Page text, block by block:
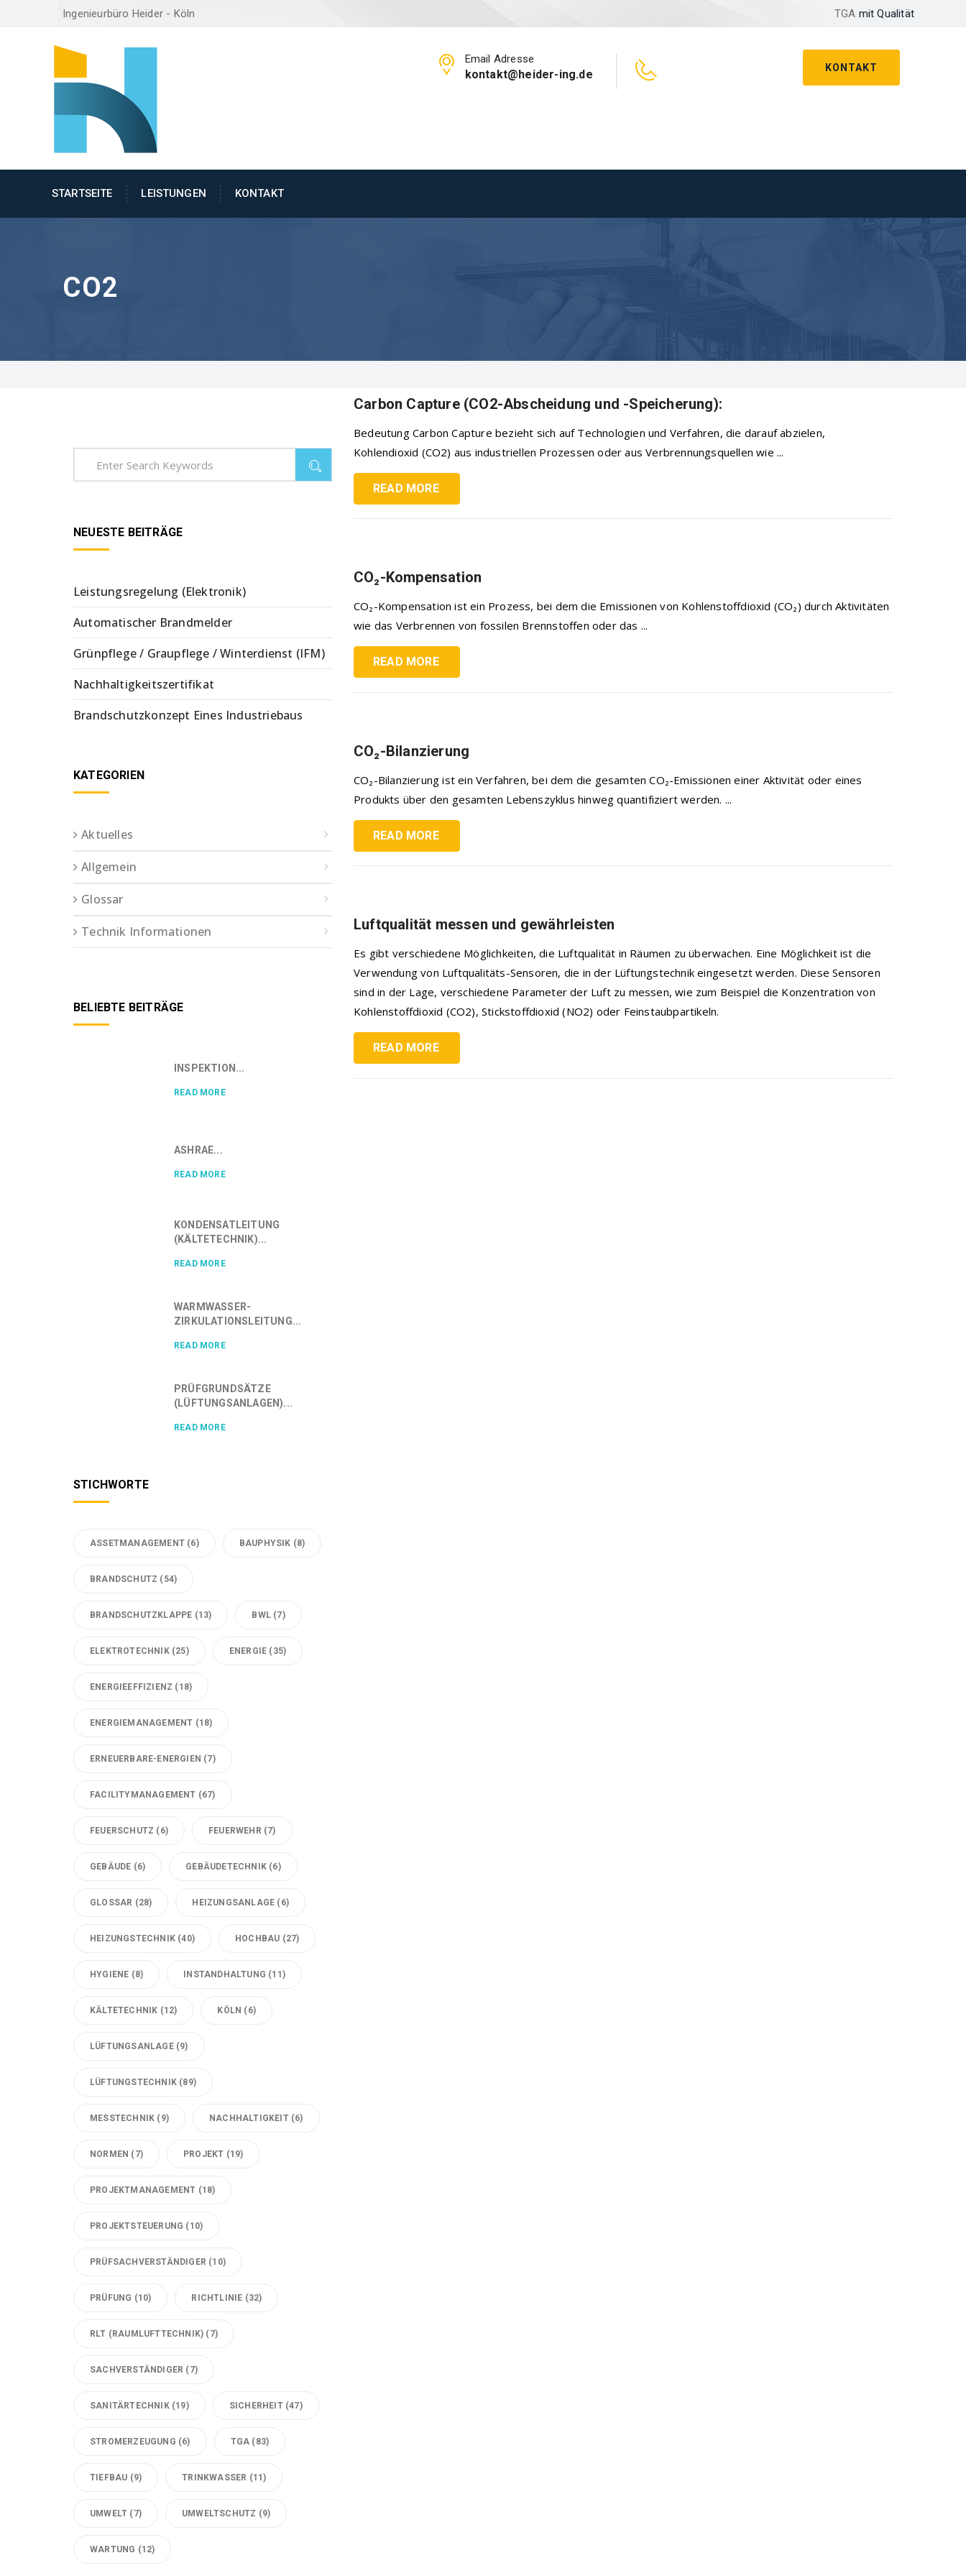
Ingenieurbüro Heider - Köln TGA mit Qualität
KONTAKT
Email Adresse
kontakt@heider-ing.de
STARTSEITE LEISTUNGEN KONTAKT
CO2
Carbon Capture (CO2-Abscheidung und -Speicherung):
Bedeutung Carbon Capture bezieht sich auf Technologien und Verfahren, die darauf abzielen,
Kohlendioxid (CO2) aus industriellen Prozessen oder aus Verbrennungsquellen wie ...
READ MORE
CO₂-Kompensation
CO₂-Kompensation ist ein Prozess, bei dem die Emissionen von Kohlenstoffdioxid (CO₂) durch Aktivitäten
wie das Verbrennen von fossilen Brennstoffen oder das ...
READ MORE
CO₂-Bilanzierung
CO₂-Bilanzierung ist ein Verfahren, bei dem die gesamten CO₂-Emissionen einer Aktivität oder eines
Produkts über den gesamten Lebenszyklus hinweg quantifiziert werden. ...
READ MORE
Luftqualität messen und gewährleisten
Es gibt verschiedene Möglichkeiten, die Luftqualität in Räumen zu überwachen. Eine Möglichkeit ist die
Verwendung von Luftqualitäts-Sensoren, die in der Lüftungstechnik eingesetzt werden. Diese Sensoren
sind in der Lage, verschiedene Parameter der Luft zu messen, wie zum Beispiel die Konzentration von
Kohlenstoffdioxid (CO2), Stickstoffdioxid (NO2) oder Feinstaubpartikeln.
READ MORE
NEUESTE BEITRÄGE
Leistungsregelung (Elektronik)
Automatischer Brandmelder
Grünpflege / Graupflege / Winterdienst (IFM)
Nachhaltigkeitszertifikat
Brandschutzkonzept Eines Industriebaus
KATEGORIEN
Aktuelles
Allgemein
Glossar
Technik Informationen
BELIEBTE BEITRÄGE
INSPEKTION...
READ MORE
ASHRAE...
READ MORE
KONDENSATLEITUNG
(KÄLTETECHNIK)...
READ MORE
WARMWASSER-
ZIRKULATIONSLEITUNG...
READ MORE
PRÜFGRUNDSÄTZE
(LÜFTUNGSANLAGEN)...
READ MORE
STICHWORTE
ASSETMANAGEMENT (6) BAUPHYSIK (8)
BRANDSCHUTZ (54)
BRANDSCHUTZKLAPPE (13) BWL (7)
ELEKTROTECHNIK(25) ENERGIE (35)
ENERGIEEFFIZIENZ (18)
ENERGIEMANAGEMENT (18)
ERNEUERBARE-ENERGIEN (7)
FACILITYMANAGEMENT (67)
FEUERSCHUTZ (6) FEUERWEHR (7)
GEBÄUDE (6) GEBÄUDETECHNIK (6)
GLOSSAR (28) HEIZUNGSANLAGE (6)
HEIZUNGSTECHNIK (40) HOCHBAU (27)
HYGIENE (8) INSTANDHALTUNG (11)
KÄLTETECHNIK (12) KÖLN (6)
LÜFTUNGSANLAGE(9)
LÜFTUNGSTECHNIK (89)
MESSTECHNIK (9) NACHHALTIGKEIT(6)
NORMEN (7) PROJEKT (19)
PROJEKTMANAGEMENT (18)
PROJEKTSTEUERUNG (10)
PRÜFSACHVERSTÄNDIGER (10)
PRÜFUNG (10) RICHTLINIE (32)
RLT (RAUMLUFTTECHNIK) (7)
SACHVERSTÄNDIGER (7)
SANITÄRTECHNIK(19) SICHERHEIT(47)
STROMERZEUGUNG (6) TGA (83)
TIEFBAU (9) TRINKWASSER (11)
UMWELT (7) UMWELTSCHUTZ (9)
WARTUNG (12)